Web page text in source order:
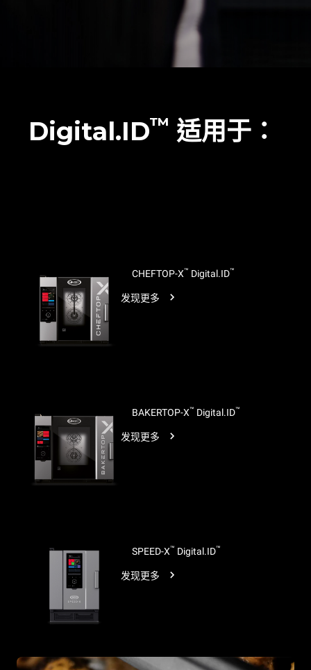
Digital.ID™ 适用于：
CHEFTOP-X™ Digital.ID™
发现更多
BAKERTOP-X™ Digital.ID™
发现更多
SPEED-X™ Digital.ID™
发现更多